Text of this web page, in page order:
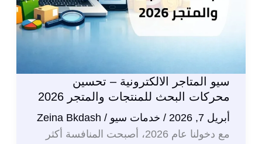
سيو المتاجر الالكترونية – تحسين
محركات البحث للمنتجات والمتجر 2026
أبريل 7, 2026 / خدمات سيو /
Zeina Bkdash
مع دخولنا عام 2026، أصبحت المنافسة أكثر